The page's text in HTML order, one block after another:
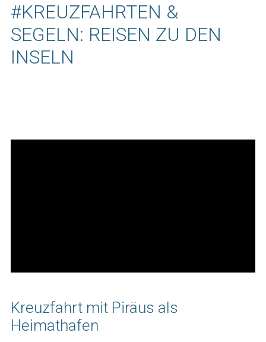
#KREUZFAHRTEN &
SEGELN: REISEN ZU DEN
INSELN
Kreuzfahrt mit Piräus als
Heimathafen